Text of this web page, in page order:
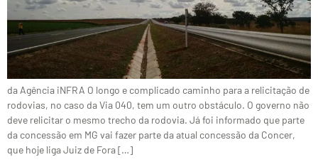
da Agência iNFRA O longo e complicado caminho para a relicitação de
rodovias, no caso da Via 040, tem um outro obstáculo. O governo não
deve relicitar o mesmo trecho da rodovia. Já foi informado que parte
da concessão em MG vai fazer parte da atual concessão da Concer,
que hoje liga Juiz de Fora […]